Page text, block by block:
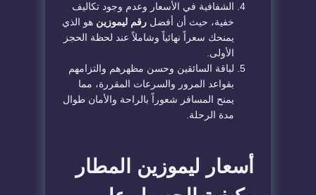
​الشفافية في الأسعار وعدم وجود تكاليف
خفية، حيث أن أفضل رقم ليموزين هو الذي
يمنحك سعراً نهائياً وشاملاً عند لحظة الحجز
الأولى.
​لباقة السائقين وحسن مظهرهم والتزامهم
بقواعد المرور والسرعات المقررة، مما
يمنح المسافر شعوراً بالراحة والأمان طوال
مدة الرحلة.
​أسعار ليموزين المطار